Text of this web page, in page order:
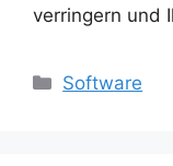
verringern und
Kategorien
Software